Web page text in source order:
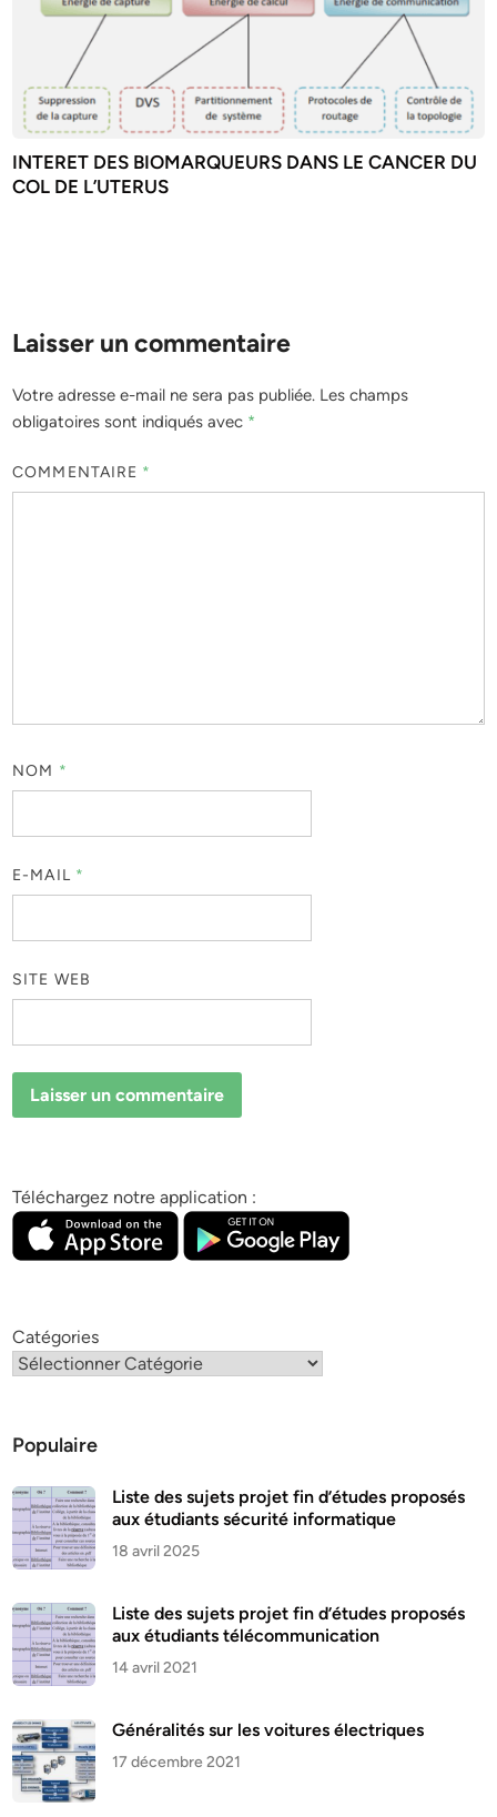
INTERET DES BIOMARQUEURS DANS LE CANCER DU
COL DE L’UTERUS
Laisser un commentaire
Votre adresse e-mail ne sera pas publiée. Les champs
obligatoires sont indiqués avec *
COMMENTAIRE *
NOM *
E-MAIL *
SITE WEB
Téléchargez notre application :
Catégories
Populaire
Liste des sujets projet fin d’études proposés
aux étudiants sécurité informatique
18 avril 2025
Liste des sujets projet fin d’études proposés
aux étudiants télécommunication
14 avril 2021
Généralités sur les voitures électriques
17 décembre 2021